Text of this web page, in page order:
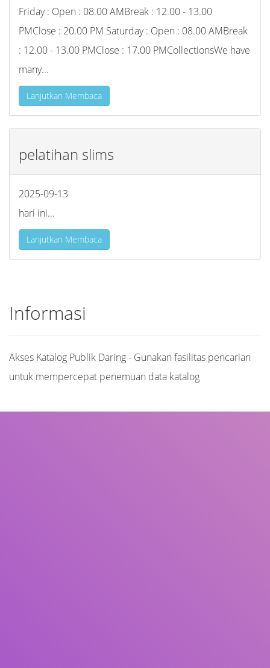
Friday : Open : 08.00 AMBreak : 12.00 - 13.00
PMClose : 20.00 PM Saturday : Open : 08.00 AMBreak
: 12.00 - 13.00 PMClose : 17.00 PMCollectionsWe have
many...
Lanjutkan Membaca
pelatihan slims
2025-09-13
hari ini...
Lanjutkan Membaca
Informasi
Akses Katalog Publik Daring - Gunakan fasilitas pencarian
untuk mempercepat penemuan data katalog